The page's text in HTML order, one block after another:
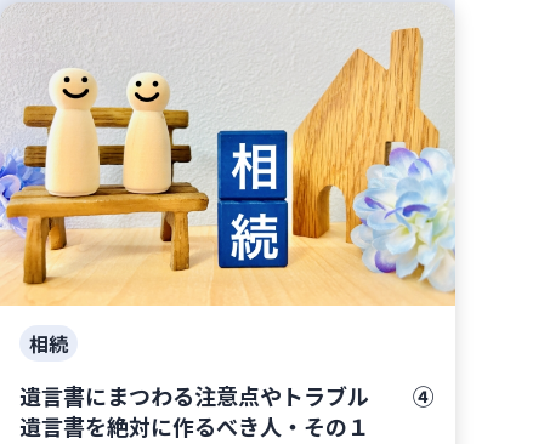
相続
遺言書にまつわる注意点やトラブル ④
遺言書を絶対に作るべき人・その１